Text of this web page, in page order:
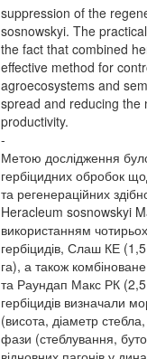
suppression of the
sosnowskyi. The
the fact that combined
effective method for
agroecosystems and
spread and reducing the
productivity.
-
Метою дослідження
гербіцидних обробок
та регенераційних
Heracleum sosnowskyi
використанням
гербіцидів, Слаш КЕ
га), а також
та Раундап Макс РК
гербіцидів визначали
(висота, діаметр
фази (стеблування,